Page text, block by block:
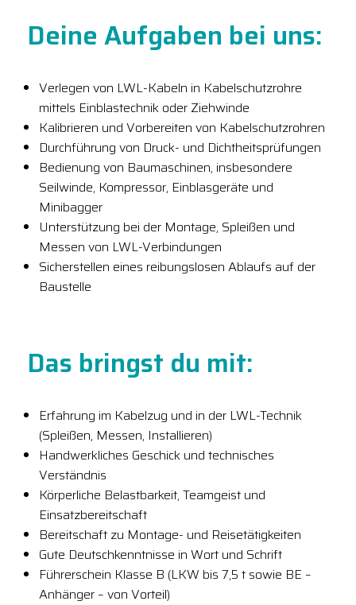
Deine Aufgaben bei uns:
Verlegen von LWL-Kabeln in Kabelschutzrohre
mittels Einblastechnik oder Ziehwinde
Kalibrieren und Vorbereiten von Kabelschutzrohren
Durchführung von Druck- und Dichtheitsprüfungen
Bedienung von Baumaschinen, insbesondere
Seilwinde, Kompressor, Einblasgeräte und
Minibagger
Unterstützung bei der Montage, Spleißen und
Messen von LWL-Verbindungen
Sicherstellen eines reibungslosen Ablaufs auf der
Baustelle
Das bringst du mit:
Erfahrung im Kabelzug und in der LWL-Technik
(Spleißen, Messen, Installieren)
Handwerkliches Geschick und technisches
Verständnis
Körperliche Belastbarkeit, Teamgeist und
Einsatzbereitschaft
Bereitschaft zu Montage- und Reisetätigkeiten
Gute Deutschkenntnisse in Wort und Schrift
Führerschein Klasse B (LKW bis 7,5 t sowie BE –
Anhänger – von Vorteil)